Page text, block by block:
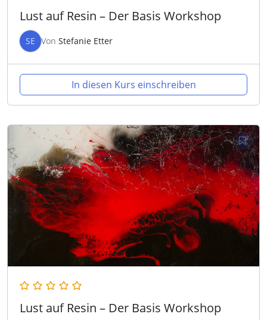
Lust auf Resin – Der Basis Workshop
SE Von Stefanie Etter
In diesen Kurs einschreiben
Lust auf Resin – Der Basis Workshop